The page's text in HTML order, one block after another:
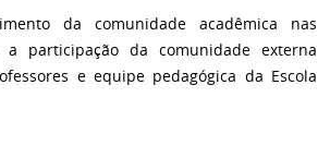
da comunidade acadêmica nas
participação da comunidade externa
e equipe pedagógica da Escola